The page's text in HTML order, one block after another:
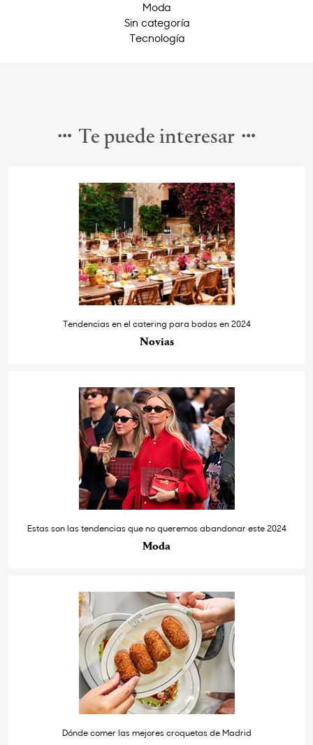
Moda
Sin categoría
Tecnología
Te puede interesar
Tendencias en el catering para bodas en 2024
Novias
Estas son las tendencias que no queremos abandonar este 2024
Moda
Dónde comer las mejores croquetas de Madrid